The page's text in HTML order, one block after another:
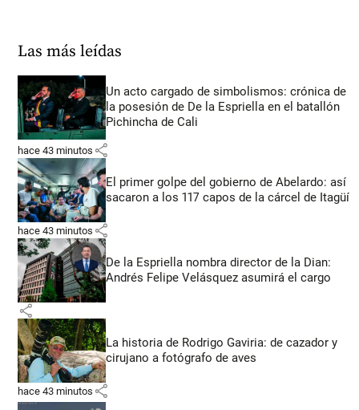
Las más leídas
Un acto cargado de simbolismos: crónica de
la posesión de De la Espriella en el batallón
Pichincha de Cali
hace 43 minutos share
El primer golpe del gobierno de Abelardo: así
sacaron a los 117 capos de la cárcel de Itagüí
hace 43 minutos share
De la Espriella nombra director de la Dian:
Andrés Felipe Velásquez asumirá el cargo
share
La historia de Rodrigo Gaviria: de cazador y
cirujano a fotógrafo de aves
hace 43 minutos share